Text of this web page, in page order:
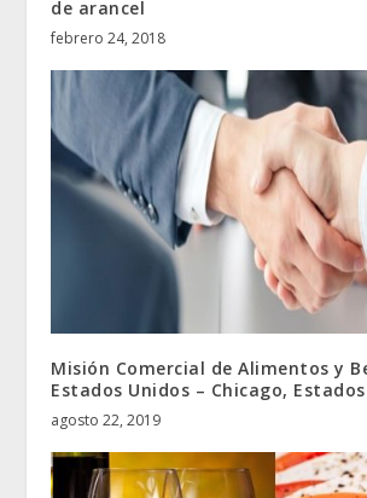
de arancel
febrero 24, 2018
Misión Comercial de Alimentos y
Estados Unidos – Chicago,
agosto 22, 2019